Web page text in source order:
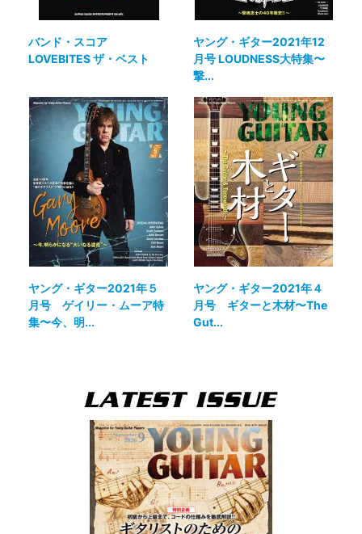
バンド・スコア
LOVEBITES ザ・ベスト
ヤング・ギター2021年12
月号 LOUDNESS大特集〜
撃...
ヤング・ギター2021年５
月号 ゲイリー・ムーア特
集〜今、明...
ヤング・ギター2021年４
月号 ギターと木材〜The
Gut...